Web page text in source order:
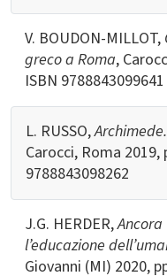
V. BOUDON-MILLOT,
greco a Roma,
ISBN 9788843099641
L. RUSSO,
Carocci, Roma 2019,
9788843098262
J.G. HERDER,
l’educazione
Giovanni (MI) 2020,